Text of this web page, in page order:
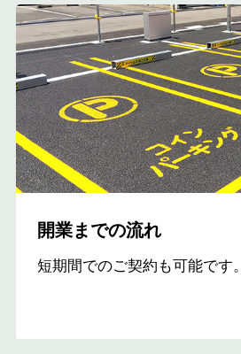
開業までの流れ
短期間でのご契約も可能です。